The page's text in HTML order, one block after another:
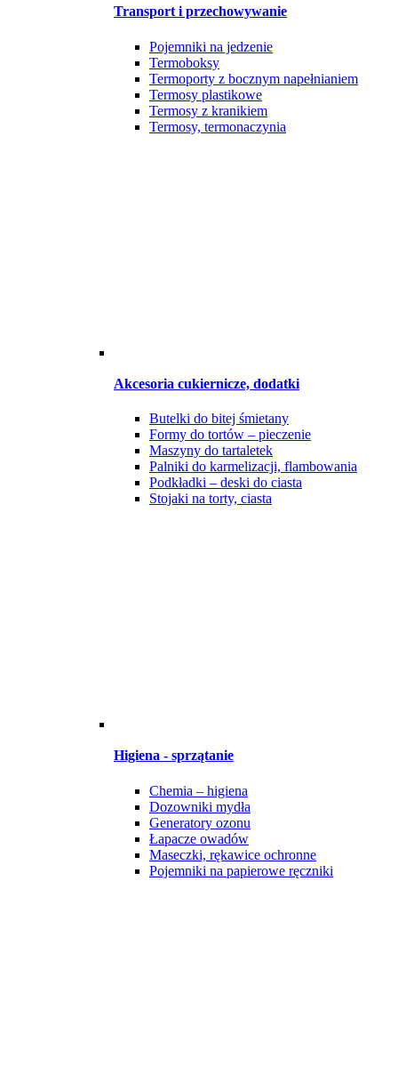
Transport i przechowywanie
Pojemniki na jedzenie
Termoboksy
Termoporty z bocznym napełnianiem
Termosy plastikowe
Termosy z kranikiem
Termosy, termonaczynia
Akcesoria cukiernicze, dodatki
Butelki do bitej śmietany
Formy do tortów – pieczenie
Maszyny do tartaletek
Palniki do karmelizacji, flambowania
Podkładki – deski do ciasta
Stojaki na torty, ciasta
Higiena - sprzątanie
Chemia – higiena
Dozowniki mydła
Generatory ozonu
Łapacze owadów
Maseczki, rękawice ochronne
Pojemniki na papierowe ręczniki